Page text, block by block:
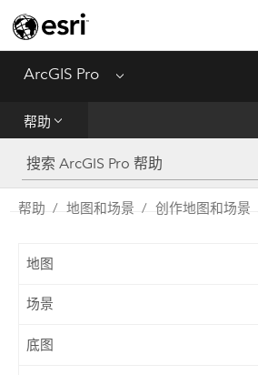
ArcGIS Pro Menu
帮助
工具参考
Python
帮助 地图和场景 创作地图和场景
地图
场景
底图